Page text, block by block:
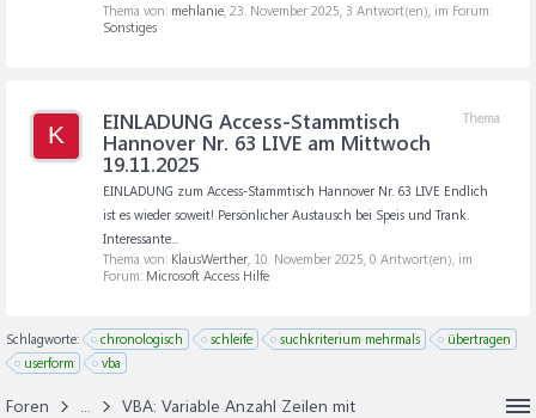
Thema von: mehlanie, 23. November 2025, 3 Antwort(en), im Forum:
Sonstiges
K
Thema
EINLADUNG Access-Stammtisch
Hannover Nr. 63 LIVE am Mittwoch
19.11.2025
EINLADUNG zum Access-Stammtisch Hannover Nr. 63 LIVE Endlich
ist es wieder soweit! Persönlicher Austausch bei Speis und Trank.
Interessante...
Thema von: KlausWerther, 10. November 2025, 0 Antwort(en), im
Forum: Microsoft Access Hilfe
Schlagworte: chronologisch schleife suchkriterium mehrmals
übertragen
userform
vba
Foren ...
VBA: Variable Anzahl Zeilen mit